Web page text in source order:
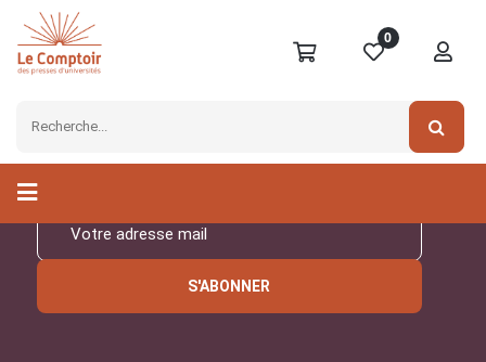
0
Inscrivez-vous à notre
S'ABONNER